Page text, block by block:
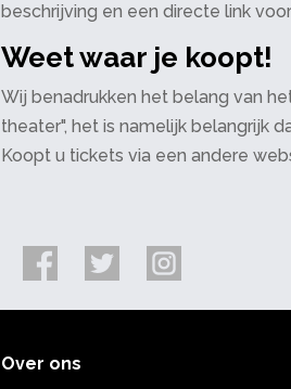
beschrijving en een directe link
Weet waar je koopt!
Wij benadrukken het belang van
theater", het is namelijk belangrijk
Koopt u tickets via een andere
Over ons